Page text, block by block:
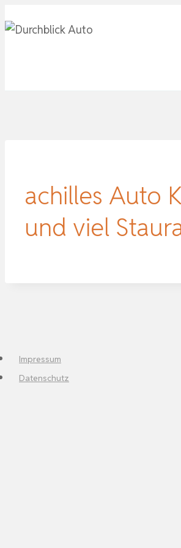
Inhalt
achilles Auto
und viel
Impressum
Datenschutz